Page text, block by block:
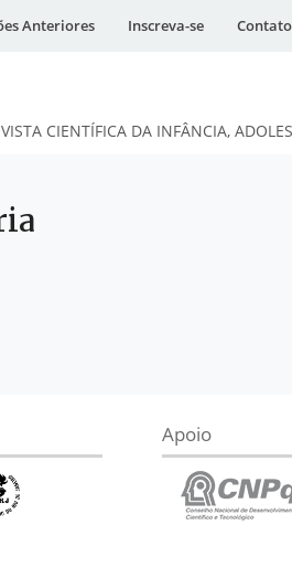
Anteriores Inscreva-se Contato
CIENTÍFICA DA INFÂNCIA,
Apoio